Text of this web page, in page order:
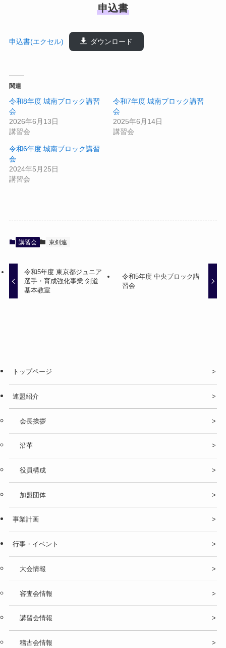
申込書
申込書(エクセル) ダウンロード
関連
令和8年度 城南ブロック講習
会
2026年6月13日
講習会
令和7年度 城南ブロック講習
会
2025年6月14日
講習会
令和6年度 城南ブロック講習
会
2024年5月25日
講習会
講習会 東剣連
令和5年度 東京都ジュニア
選手・育成強化事業 剣道
基本教室
令和5年度 中央ブロック講
習会
トップページ
連盟紹介
会長挨拶
沿革
役員構成
加盟団体
事業計画
行事・イベント
大会情報
審査会情報
講習会情報
稽古会情報